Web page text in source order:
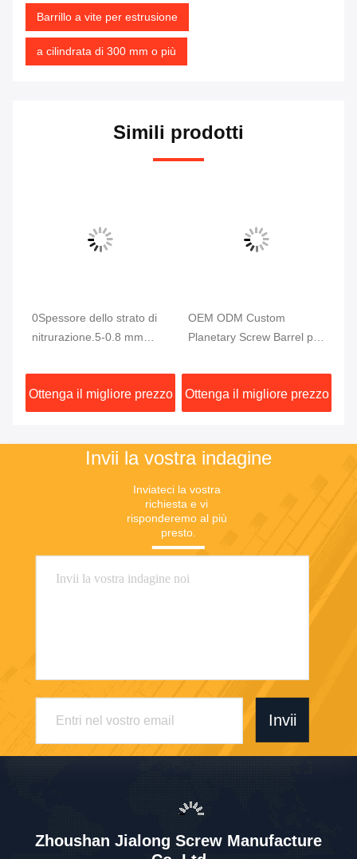
Barrillo a vite per estrusione
a cilindrata di 300 mm o più
Simili prodotti
0Spessore dello strato di
nitrurazione.5-0.8 mm
Ottenga il migliore prezzo
OEM ODM Custom
Planetary Screw Barrel per
Barrel per PVC
Ottenga il migliore prezzo
Invii la vostra indagine
Inviateci la vostra
richiesta e vi
risponderemo al più
presto.
Invii
Zhoushan Jialong Screw Manufacture